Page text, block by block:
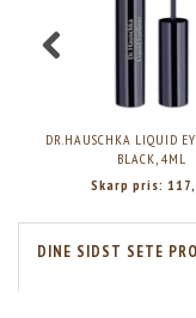
DR.HAUSCHKA LIQUID
BLACK, 4ML
Skarp pris:
DINE SIDST SETE